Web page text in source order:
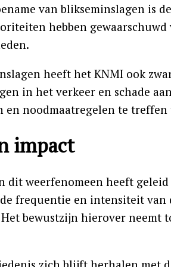
van blikseminslagen is
hebben
heeft het KNMI ook
in het verkeer en schade
noodmaatregelen te treffen
impact
dit weerfenomeen heeft
frequentie en intensiteit
bewustzijn hierover neemt